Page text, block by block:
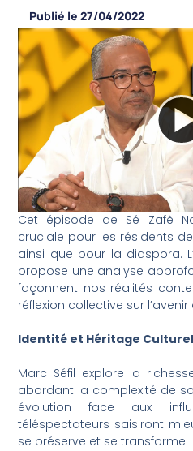
Publié le 27/04/2022
Cet épisode de Sé Zafè
cruciale pour les résidents
ainsi que pour la diaspora.
propose une analyse
façonnent nos réalités
réflexion collective sur
Identité et Héritage Culturel
Marc Séfil explore la
abordant la complexité de
évolution face aux
téléspectateurs saisiront
se préserve et se transforme.